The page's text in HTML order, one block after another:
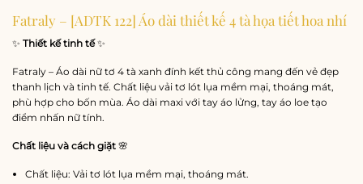
Fatraly – [ADTK 122] Áo dài thiết kế 4 tà họa tiết hoa nhí
✨ Thiết kế tinh tế✨
Fatraly – Áo dài nữ tơ 4 tà xanh đính kết thủ công mang đến vẻ đẹp
thanh lịch và tinh tế. Chất liệu vải tơ lót lụa mềm mại, thoáng mát,
phù hợp cho bốn mùa. Áo dài maxi với tay áo lửng, tay áo loe tạo
điểm nhấn nữ tính.
Chất liệu và cách giặt 🌸
Chất liệu: Vải tơ lót lụa mềm mại, thoáng mát.